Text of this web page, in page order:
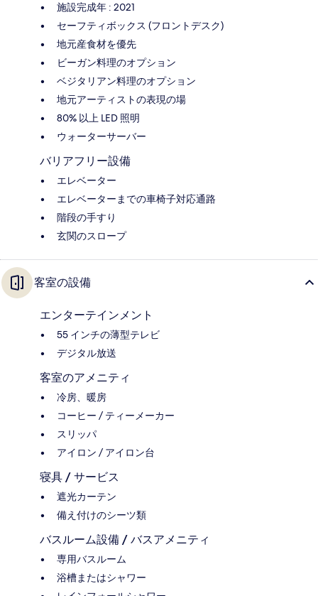
施設完成年 : 2021
セーフティボックス (フロントデスク)
地元産食材を優先
ビーガン料理のオプション
ベジタリアン料理のオプション
地元アーティストの表現の場
80% 以上 LED 照明
ウォーターサーバー
バリアフリー設備
エレベーター
エレベーターまでの車椅子対応通路
階段の手すり
玄関のスロープ
客室の設備
エンターテインメント
55 インチの薄型テレビ
デジタル放送
客室のアメニティ
冷房、暖房
コーヒー / ティーメーカー
スリッパ
アイロン / アイロン台
寝具 / サービス
遮光カーテン
備え付けのシーツ類
バスルーム設備 / バスアメニティ
専用バスルーム
浴槽またはシャワー